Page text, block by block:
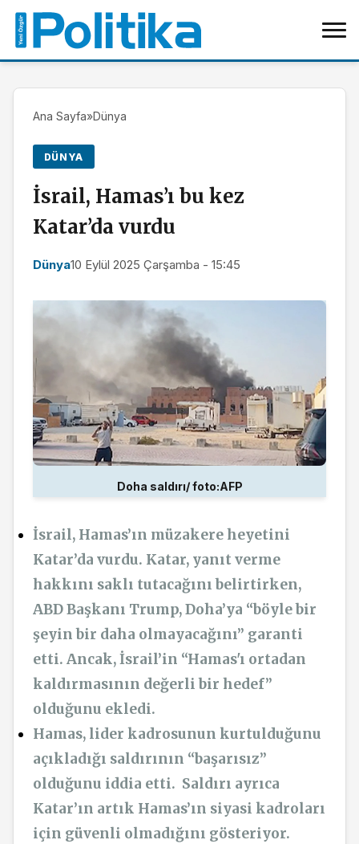
Ana Sayfa»Dünya
DÜNYA
İsrail, Hamas’ı bu kez
Katar’da vurdu
Dünya10 Eylül 2025 Çarşamba - 15:45
Doha saldırı/ foto:AFP
İsrail, Hamas’ın müzakere heyetini
Katar’da vurdu. Katar, yanıt verme
hakkını saklı tutacağını belirtirken,
ABD Başkanı Trump, Doha’ya “böyle bir
şeyin bir daha olmayacağını” garanti
etti. Ancak, İsrail’in “Hamas'ı ortadan
kaldırmasının değerli bir hedef”
olduğunu ekledi.
Hamas, lider kadrosunun kurtulduğunu
açıkladığı saldırının “başarısız”
olduğunu iddia etti. Saldırı ayrıca
Katar’ın artık Hamas’ın siyasi kadroları
için güvenli olmadığını gösteriyor.